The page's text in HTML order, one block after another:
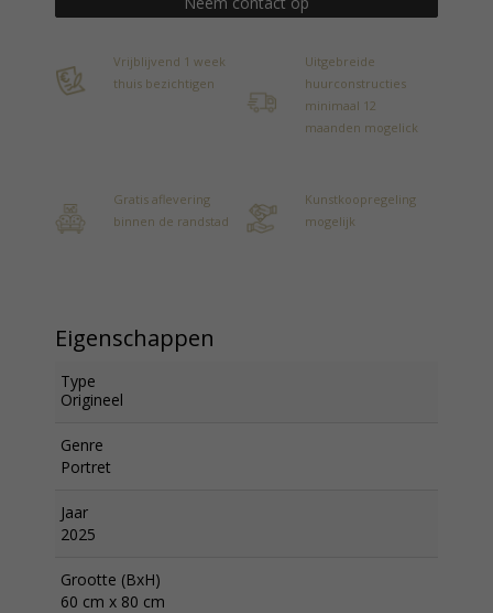
Vrijblijvend 1 week
thuis bezichtigen
Uitgebreide
huurconstructies
minimaal 12
maanden mogelick
Gratis aflevering
binnen de randstad
Kunstkoopregeling
mogelijk
Eigenschappen
Type
Origineel
Genre
Portret
Jaar
2025
Grootte (BxH)
60 cm x 80 cm